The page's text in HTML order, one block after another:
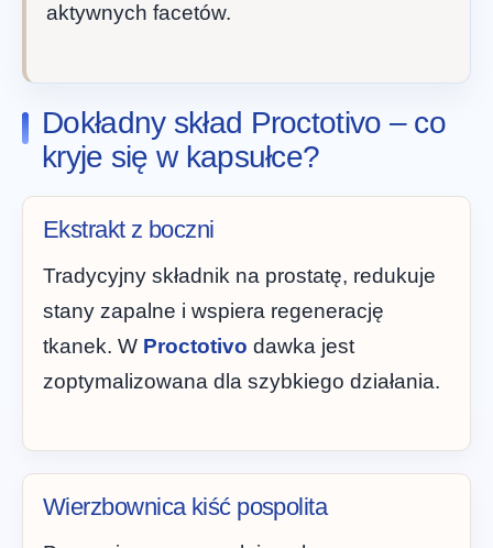
aktywnych facetów.
Dokładny skład Proctotivo – co
kryje się w kapsułce?
Ekstrakt z boczni
Tradycyjny składnik na prostatę, redukuje
stany zapalne i wspiera regenerację
tkanek. W Proctotivo dawka jest
zoptymalizowana dla szybkiego działania.
Wierzbownica kiść pospolita